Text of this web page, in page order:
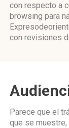
con respecto a
browsing para
con revisiones
Parece que el
que se